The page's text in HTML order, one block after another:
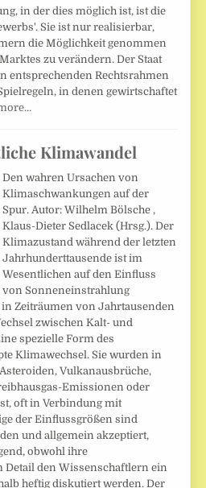
in der dies möglich ist, ist die
Sie ist nur realisierbar,
die Möglichkeit genommen
zu verändern. Der Staat
entsprechenden Rechtsrahmen
in denen gewirtschaftet
Klimawandel
Den wahren Ursachen von
Klimaschwankungen auf der
Spur. Autor: Wilhelm Bölsche ,
Klaus-Dieter Sedlacek (Hrsg.). Der
Klimazustand während der letzten
Jahrhunderttausende ist im
Wesentlichen auf den Einfluss
von Sonneneinstrahlung
Zeiträumen von Jahrtausenden
zwischen Kalt- und
spezielle Form des
Klimawechsel. Sie wurden in
Vulkanausbrüche,
Emissionen oder
oft in Verbindung mit
der Einflussgrößen sind
und allgemein akzeptiert,
obwohl ihre
den Wissenschaftlern ein
heftig diskutiert werden. Der